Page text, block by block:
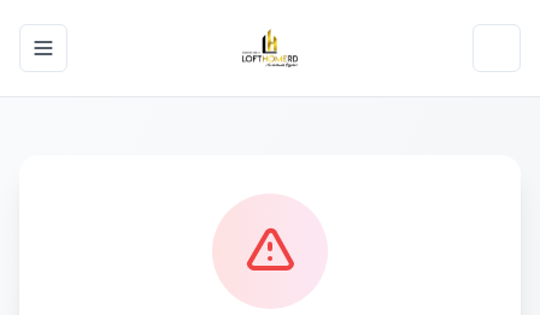
Toggle navigation menu